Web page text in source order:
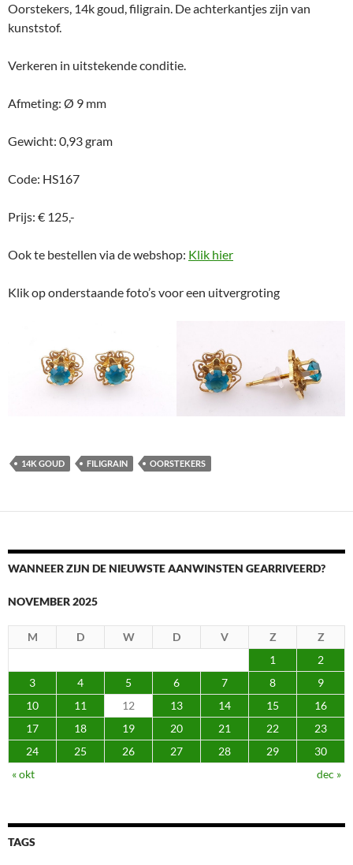
Oorstekers, 14k goud, filigrain. De achterkantjes zijn van
kunststof.
Verkeren in uitstekende conditie.
Afmeting: Ø 9 mm
Gewicht: 0,93 gram
Code: HS167
Prijs: € 125,-
Ook te bestellen via de webshop: Klik hier
Klik op onderstaande foto’s voor een uitvergroting
14K GOUD FILIGRAIN OORSTEKERS
WANNEER ZIJN DE NIEUWSTE AANWINSTEN GEARRIVEERD?
NOVEMBER 2025
M D W D V Z
Z
1
2
3
4 5 6 7 8
9
10
11 12 13 14 15
16
17
18 19 20 21 22
23
24
25 26 27 28 29
30
« okt
dec »
TAGS